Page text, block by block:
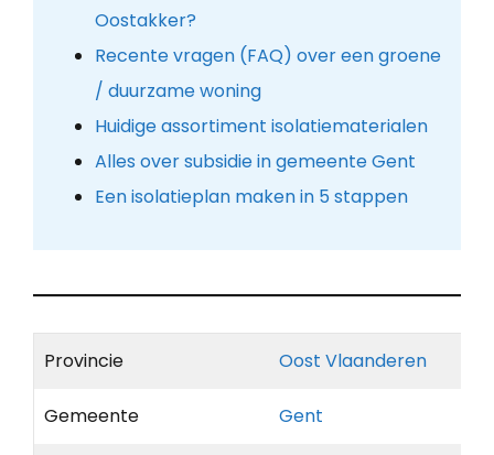
Oostakker?
Recente vragen (FAQ) over een groene
/ duurzame woning
Huidige assortiment isolatiematerialen
Alles over subsidie in gemeente Gent
Een isolatieplan maken in 5 stappen
Provincie Oost Vlaanderen
Gemeente Gent